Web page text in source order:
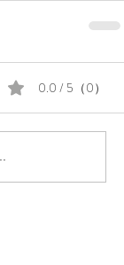
0.0 / 5（0）